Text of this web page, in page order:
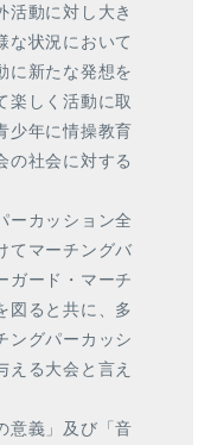
活動に対し大き
な状況において
に新たな発想を
楽しく活動に取
少年に情操教育
の社会に対する
ーカッション全
てマーチングバ
ガード・マーチ
図ると共に、多
ングパーカッシ
える大会と言え
意義」及び「音